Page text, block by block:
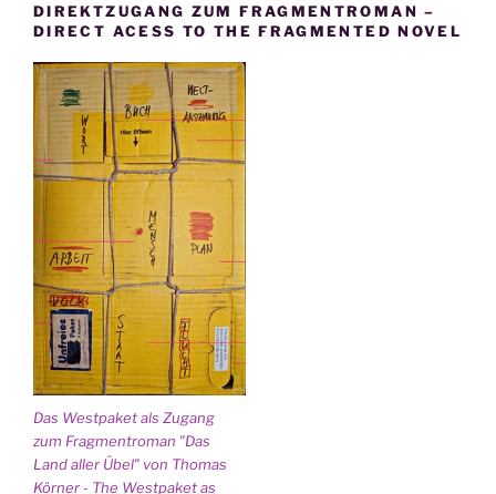
DIREKTZUGANG ZUM FRAGMENTROMAN –
DIRECT ACESS TO THE FRAGMENTED NOVEL
Das Westpaket als Zugang
zum Fragmentroman "Das
Land aller Übel" von Thomas
Körner - The Westpaket as